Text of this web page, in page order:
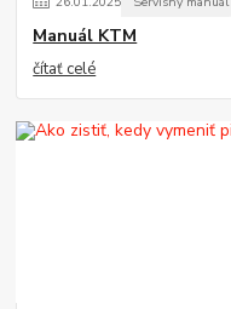
Manuál KTM
čítať celé